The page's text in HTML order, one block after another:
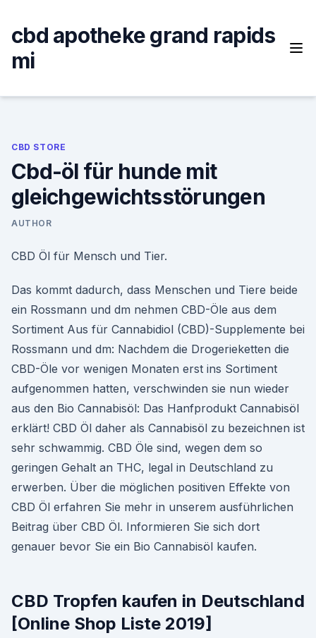
content
cbd apotheke grand rapids
mi
CBD STORE
Cbd-öl für hunde mit
gleichgewichtsstörungen
AUTHOR
CBD Öl für Mensch und Tier.
Das kommt dadurch, dass Menschen und Tiere beide
ein Rossmann und dm nehmen CBD-Öle aus dem
Sortiment Aus für Cannabidiol (CBD)-Supplemente bei
Rossmann und dm: Nachdem die Drogerieketten die
CBD-Öle vor wenigen Monaten erst ins Sortiment
aufgenommen hatten, verschwinden sie nun wieder
aus den Bio Cannabisöl: Das Hanfprodukt Cannabisöl
erklärt! CBD Öl daher als Cannabisöl zu bezeichnen ist
sehr schwammig. CBD Öle sind, wegen dem so
geringen Gehalt an THC, legal in Deutschland zu
erwerben. Über die möglichen positiven Effekte von
CBD Öl erfahren Sie mehr in unserem ausführlichen
Beitrag über CBD Öl. Informieren Sie sich dort
genauer bevor Sie ein Bio Cannabisöl kaufen.
CBD Tropfen kaufen in Deutschland
[Online Shop Liste 2019]